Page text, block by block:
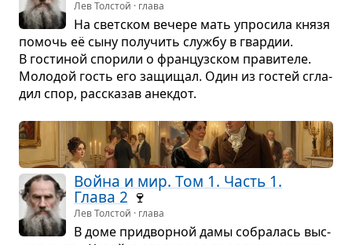
Лев Толстой · глава
На свет­ском вечере мать упро­сила князя
помочь её сыну полу­чить службу в гвар­дии.
В гости­ной спо­рили о фран­цуз­ском пра­ви­теле.
Моло­дой гость его защи­щал. Один из гостей сгла­
дил спор, рас­ска­зав анек­дот.
Война и мир. Том 1. Часть 1.
Глава 2 🍷
Лев Толстой · глава
В доме при­двор­ной дамы собра­лась выс­